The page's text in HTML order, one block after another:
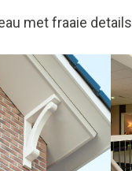
met fraaie details